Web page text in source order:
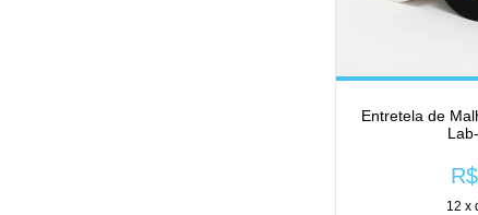
Entretela de
12 x